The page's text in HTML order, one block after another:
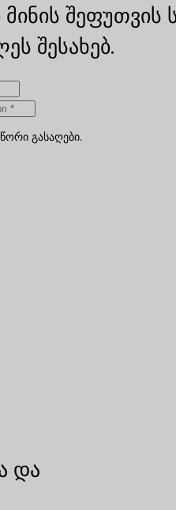
შეფუთვის
შესახებ.
გასაღები.
და